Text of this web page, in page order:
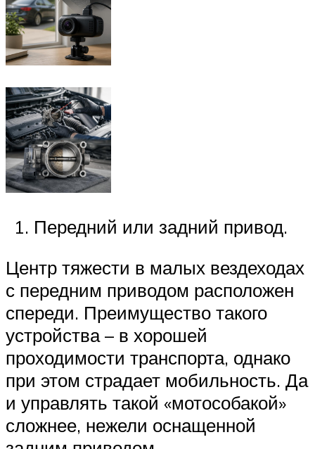
Передний или задний привод.
Центр тяжести в малых вездеходах
с передним приводом расположен
спереди. Преимущество такого
устройства – в хорошей
проходимости транспорта, однако
при этом страдает мобильность. Да
и управлять такой «мотособакой»
сложнее, нежели оснащенной